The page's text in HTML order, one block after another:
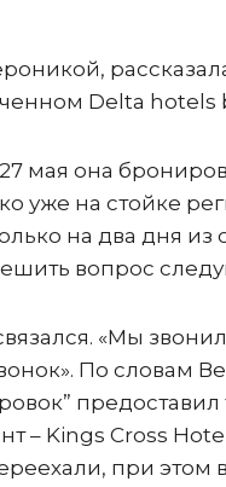
Delta hotels
мая она
уже на стойке
на два дня
вопрос
«Мы
По словам
предоставил
– Kings Cross
при этом